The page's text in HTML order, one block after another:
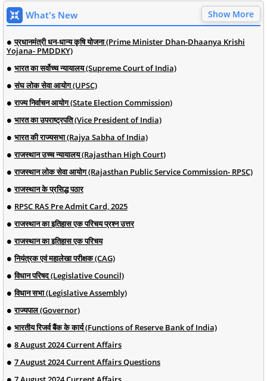
What's New Show More
प्रधानमंत्री धन-धान्य कृषि योजना (Prime Minister Dhan-Dhaanya Krishi
Yojana- PMDDKY)
भारत का सर्वोच्च न्यायालय (Supreme Court of India)
संघ लोक सेवा आयोग (UPSC)
राज्य निर्वाचन आयोग (State Election Commission)
भारत का उपराष्ट्रपति (Vice President of India)
भारत की राज्यसभा (Rajya Sabha of India)
राजस्थान उच्च न्यायालय (Rajasthan High Court)
राजस्थान लोक सेवा आयोग (Rajasthan Public Service Commission- RPSC)
राजस्थान के प्रसिद्ध पठार
RPSC RAS Pre Admit Card, 2025
राजस्थान का इतिहास एक परिचय प्रश्न उत्तर
राजस्थान का इतिहास एक परिचय
नियंत्रक एवं महालेखा परीक्षक (CAG)
विधान परिषद (Legislative Council)
विधान सभा (Legislative Assembly)
राज्यपाल (Governor)
भारतीय रिजर्व बैंक के कार्य (Functions of Reserve Bank of India)
8 August 2024 Current Affairs
7 August 2024 Current Affairs Questions